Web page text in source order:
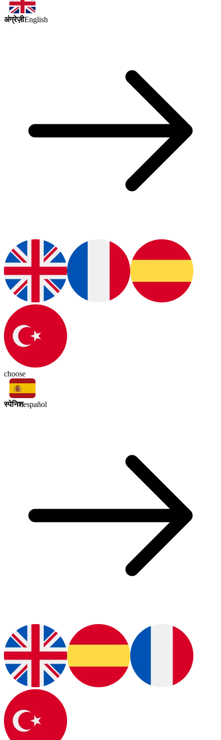
अंग्रेज़ीEnglish
choose
स्पेनिशespañol